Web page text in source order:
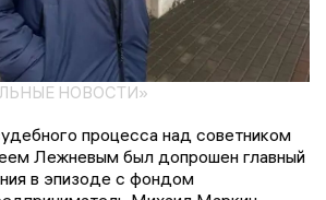
НОВОСТИ»
процесса над советником
Лежневым был допрошен главный
в эпизоде с фондом